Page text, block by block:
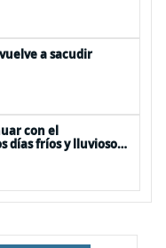
a sacudir
con el
días fríos y lluviosos